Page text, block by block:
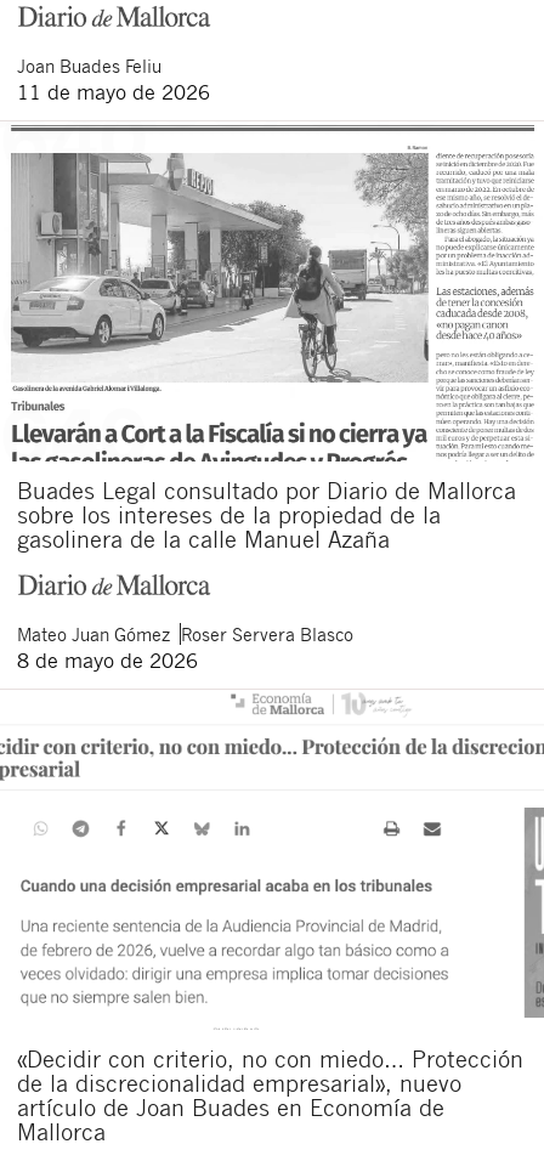
Joan Buades Feliu
11 de mayo de 2026
Buades Legal consultado por Diario de Mallorca
sobre los intereses de la propiedad de la
gasolinera de la calle Manuel Azaña
Mateo Juan Gómez Roser Servera Blasco
8 de mayo de 2026
«Decidir con criterio, no con miedo… Protección
de la discrecionalidad empresarial», nuevo
artículo de Joan Buades en Economía de
Mallorca